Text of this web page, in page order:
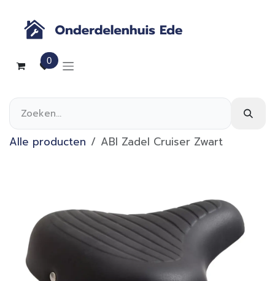
0
Alle producten ABI Zadel Cruiser Zwart